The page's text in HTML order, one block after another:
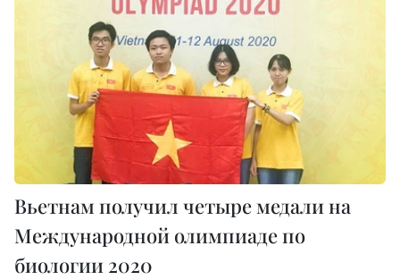
Вьетнам получил четыре медали на
Международной олимпиаде по
биологии 2020